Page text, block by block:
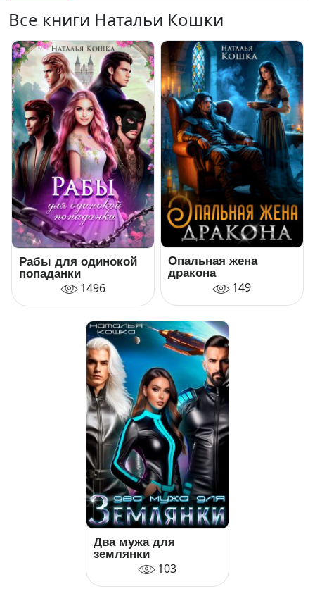
Все книги Натальи Кошки
Рабы для одинокой
попаданки
1496
Опальная жена
дракона
149
Два мужа для
землянки
103